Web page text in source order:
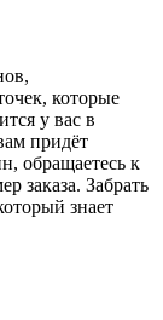
которые
у вас в
придёт
обращаетесь к
заказа. Забрать
знает